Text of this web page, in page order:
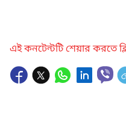
এই কনটেন্টটি শেয়ার করতে